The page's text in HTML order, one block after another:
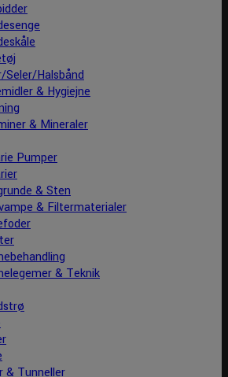
Seler/Halsbånd
& Hygiejne
& Mineraler
Pumper
& Sten
& Filtermaterialer
& Teknik
& Tunneller